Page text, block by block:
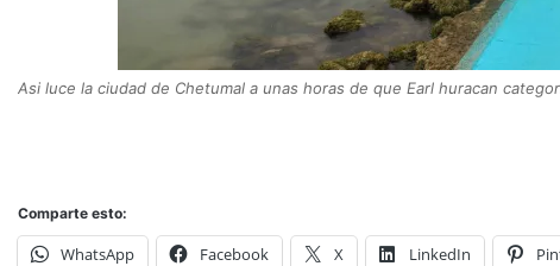
Asi luce la ciudad de Chetumal a unas horas de que Earl huracan
Comparte esto:
WhatsApp Facebook X LinkedIn